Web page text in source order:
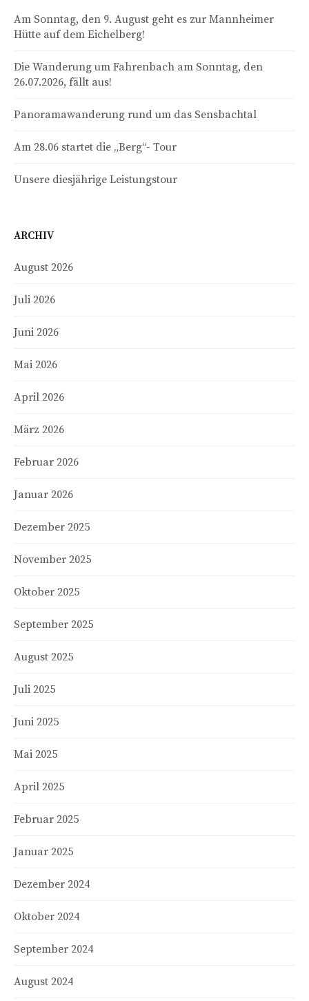
Am Sonntag, den 9. August geht es zur Mannheimer
Hütte auf dem Eichelberg!
Die Wanderung um Fahrenbach am Sonntag, den
26.07.2026, fällt aus!
Panoramawanderung rund um das Sensbachtal
Am 28.06 startet die „Berg“- Tour
Unsere diesjährige Leistungstour
ARCHIV
August 2026
Juli 2026
Juni 2026
Mai 2026
April 2026
März 2026
Februar 2026
Januar 2026
Dezember 2025
November 2025
Oktober 2025
September 2025
August 2025
Juli 2025
Juni 2025
Mai 2025
April 2025
Februar 2025
Januar 2025
Dezember 2024
Oktober 2024
September 2024
August 2024